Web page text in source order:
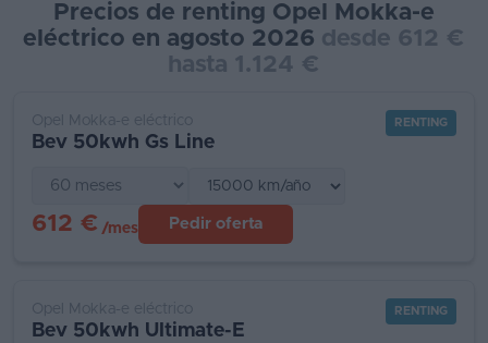
Precios de renting Opel Mokka-e
eléctrico en agosto 2026 desde 612 €
hasta 1.124 €
Opel Mokka-e eléctrico
Bev 50kwh Gs Line
RENTING
612 € /mes Pedir oferta
Opel Mokka-e eléctrico
Bev 50kwh Ultimate-E
RENTING